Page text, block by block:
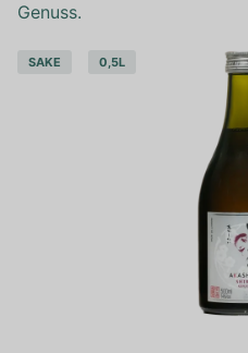
Genuss.
SAKE 0,5L